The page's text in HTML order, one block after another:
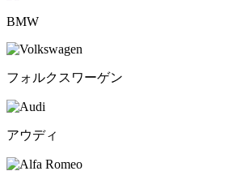
BMW
フォルクスワーゲン
アウディ